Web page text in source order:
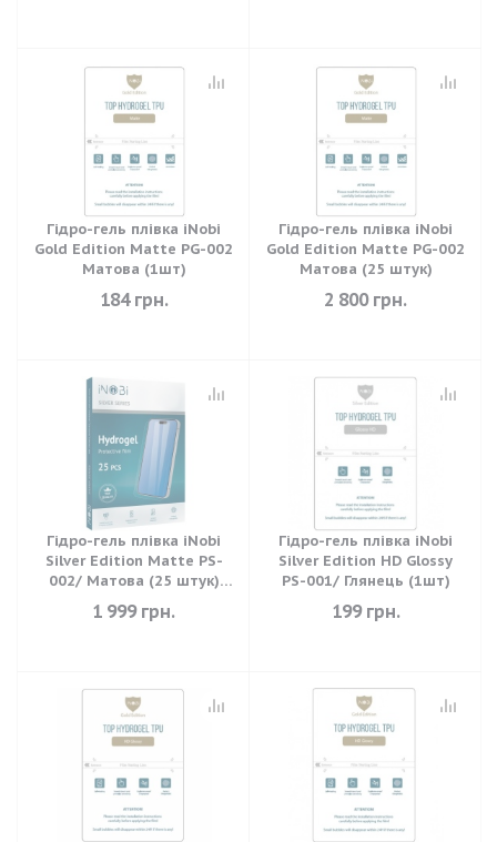
Гідро-гель плівка iNobi
Gold Edition Matte PG-002
Матова (1шт)
184грн.
Гідро-гель плівка iNobi
Gold Edition Matte PG-002
Матова (25 штук)
2 800грн.
Гідро-гель плівка iNobi
Silver Edition Matte PS-
002/ Матова (25 штук)
(180*120мм)
1 999грн.
Гідро-гель плівка iNobi
Silver Edition HD Glossy
PS-001/ Глянець (1шт)
199грн.